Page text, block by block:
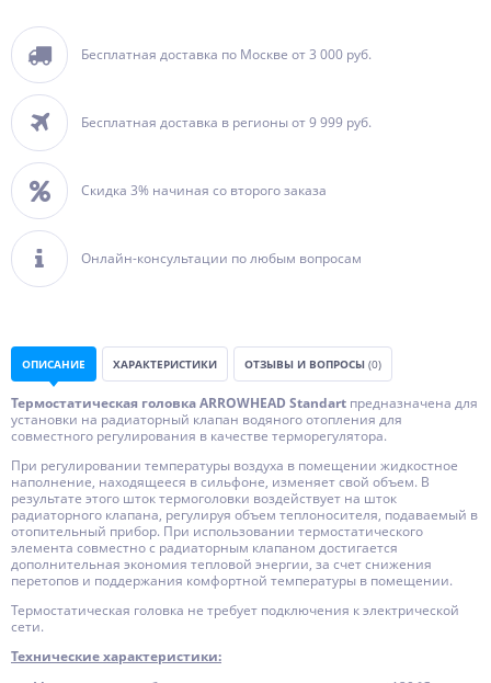
Бесплатная доставка по Москве от 3 000 руб.
Бесплатная доставка в регионы от 9 999 руб.
Скидка 3% начиная со второго заказа
Онлайн-консультации по любым вопросам
ОПИСАНИЕ ХАРАКТЕРИСТИКИ ОТЗЫВЫ И ВОПРОСЫ (0)
Термостатическая головка ARROWHEAD Standart предназначена для
установки на радиаторный клапан водяного отопления для
совместного регулирования в качестве терморегулятора.
При регулировании температуры воздуха в помещении жидкостное
наполнение, находящееся в сильфоне, изменяет свой объем. В
результате этого шток термоголовки воздействует на шток
радиаторного клапана, регулируя объем теплоносителя, подаваемый в
отопительный прибор. При использовании термостатического
элемента совместно с радиаторным клапаном достигается
дополнительная экономия тепловой энергии, за счет снижения
перетопов и поддержания комфортной температуры в помещении.
Термостатическая головка не требует подключения к электрической
сети.
Технические характеристики: